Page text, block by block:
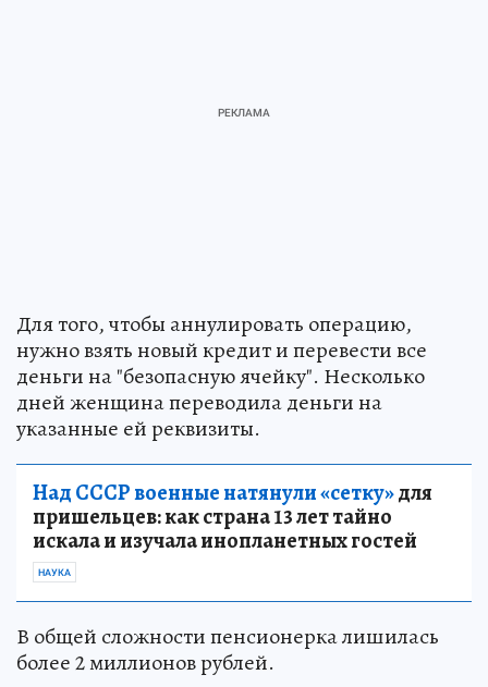
Для того, чтобы аннулировать операцию,
нужно взять новый кредит и перевести все
деньги на "безопасную ячейку". Несколько
дней женщина переводила деньги на
указанные ей реквизиты.
Над СССР военные натянули «сетку»для
пришельцев: как страна 13 лет тайно
искала и изучала инопланетных гостей
НАУКА
В общей сложности пенсионерка лишилась
более 2 миллионов рублей.